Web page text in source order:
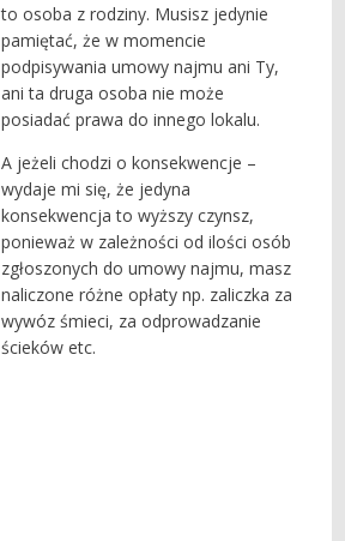
to osoba z rodziny. Musisz jedynie
pamiętać, że w momencie
podpisywania umowy najmu ani Ty,
ani ta druga osoba nie może
posiadać prawa do innego lokalu.
A jeżeli chodzi o konsekwencje –
wydaje mi się, że jedyna
konsekwencja to wyższy czynsz,
ponieważ w zależności od ilości osób
zgłoszonych do umowy najmu, masz
naliczone różne opłaty np. zaliczka za
wywóz śmieci, za odprowadzanie
ścieków etc.